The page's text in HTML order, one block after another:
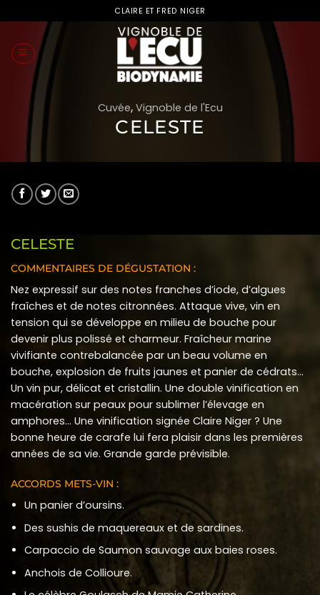
au
contenu
CLAIRE ET FRED NIGER
Cuvée, Vignoble de l'Ecu
CELESTE
CELESTE
COMMENTAIRES DE DÉGUSTATION :
Nez expressif sur des notes franches d’iode, d’algues
fraîches et de notes citronnées. Attaque vive, vin en
tension qui se développe en milieu de bouche pour
devenir plus polissé et charmeur. Fraîcheur marine
vivifiante contrebalancée par un beau volume en
bouche, explosion de fruits jaunes et panier de cédrats…
Un vin pur, délicat et cristallin. Une double vinification en
macération sur peaux pour sublimer l’élevage en
amphores… Une vinification signée Claire Niger ? Une
bonne heure de carafe lui fera plaisir dans les premières
années de sa vie. Grande garde prévisible.
ACCORDS METS-VIN :
Un panier d’oursins.
Des sushis de maquereaux et de sardines.
Carpaccio de Saumon sauvage aux baies roses.
Anchois de Collioure.